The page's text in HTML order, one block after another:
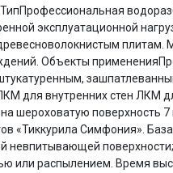
эксплуатационной
плитам.
Объекты
для внутренних стен ЛКМ
шероховатую поверхность
«Тиккурила Симфония».
невпитывающей
или распылением. Время